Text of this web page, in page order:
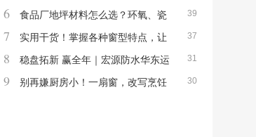
粘、冷链区年年裂？广州达高用Ucrete一个
材料全解决，15年免大修
39
6
食品厂地坪材料怎么选？环氧、瓷
砖还是Ucrete？一个车间三种命
37
7
实用干货！掌握各种窗型特点，让
家舒适度飙升
31
8
稳盘拓新 赢全年｜宏源防水华东运
营中心2026年中总结暨营销规划会议圆满落30
9
别再嫌厨房小！一扇窗，改写烹饪